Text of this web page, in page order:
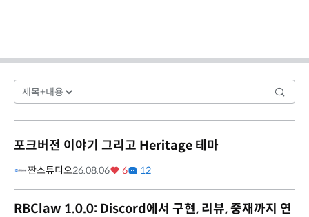
포크버전 이야기 그리고 Heritage 테마
짠스튜디오26.08.06 6 12
RBClaw 1.0.0: Discord에서 구현, 리뷰, 중재까지 연